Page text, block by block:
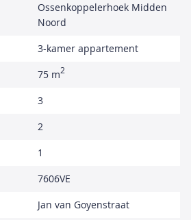
Ossenkoppelerhoek Midden
Noord
3-kamer appartement
75 m2
3
2
1
7606VE
Jan van Goyenstraat